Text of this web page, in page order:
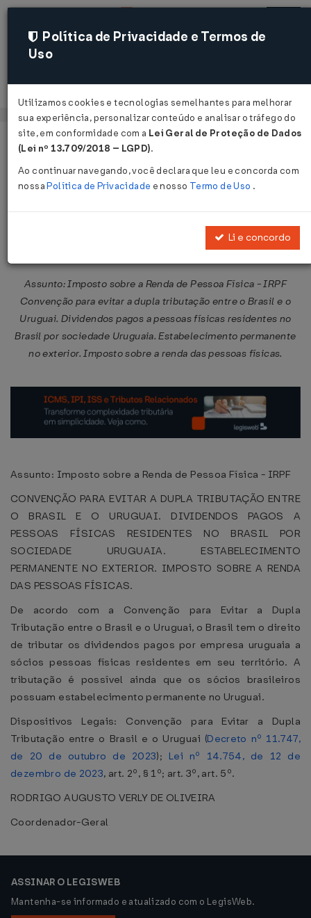
Acessar
Página Inicial Legislações
Solução de Consulta COSIT Nº 84
Assunto: Imposto sobre a Renda de Pessoa Física - IRPF
Convenção para evitar a dupla tributação entre o Brasil e o
Uruguai. Dividendos pagos a pessoas físicas residentes no
Brasil por sociedade Uruguaia. Estabelecimento permanente
no exterior. Imposto sobre a renda das pessoas físicas.
Assunto: Imposto sobre a Renda de Pessoa Física - IRPF
CONVENÇÃO PARA EVITAR A DUPLA TRIBUTAÇÃO ENTRE
O BRASIL E O URUGUAI. DIVIDENDOS PAGOS A
PESSOAS FÍSICAS RESIDENTES NO BRASIL POR
SOCIEDADE URUGUAIA. ESTABELECIMENTO
PERMANENTE NO EXTERIOR. IMPOSTO SOBRE A RENDA
DAS PESSOAS FÍSICAS.
De acordo com a Convenção para Evitar a Dupla
Tributação entre o Brasil e o Uruguai, o Brasil tem o direito
de tributar os dividendos pagos por empresa uruguaia a
sócios pessoas físicas residentes em seu território. A
tributação é possível ainda que os sócios brasileiros
possuam estabelecimento permanente no Uruguai.
Dispositivos Legais: Convenção para Evitar a Dupla
Tributação entre o Brasil e o Uruguai (Decreto nº 11.747,
de 20 de outubro de 2023); Lei nº 14.754, de 12 de
dezembro de 2023, art. 2º, § 1º; art. 3º, art. 5º.
RODRIGO AUGUSTO VERLY DE OLIVEIRA
Coordenador-Geral
ASSINAR O LEGISWEB
Mantenha-se informado e atualizado com o LegisWeb.
Política de Privacidade e Termos de
Uso
Utilizamos cookies e tecnologias semelhantes para melhorar
sua experiência, personalizar conteúdo e analisar o tráfego do
site, em conformidade com a Lei Geral de Proteção de Dados
(Lei nº 13.709/2018 – LGPD).
Ao continuar navegando, você declara que leu e concorda com
nossaPolítica de Privacidade e nosso Termo de Uso .
Li e concordo